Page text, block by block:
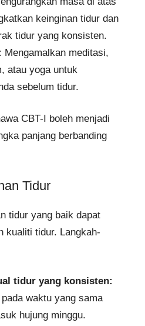
keinginan tidur dan
tidur yang konsisten.
Mengamalkan meditasi,
atau yoga untuk
sebelum tidur.
CBT-I boleh menjadi
panjang berbanding
Tidur
tidur yang baik dapat
kualiti tidur. Langkah-
tidur yang konsisten:
waktu yang sama
hujung minggu.